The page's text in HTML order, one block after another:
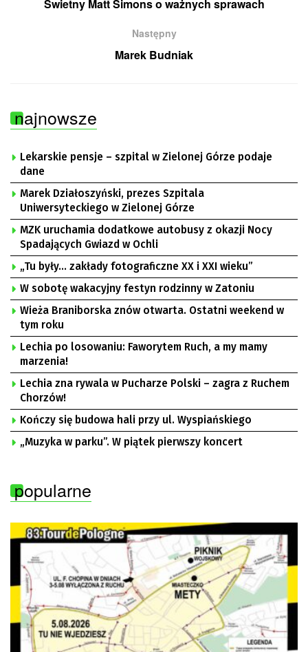
Świetny Matt Simons o ważnych sprawach
Następny
Marek Budniak
najnowsze
Lekarskie pensje – szpital w Zielonej Górze podaje
dane
Marek Działoszyński, prezes Szpitala
Uniwersyteckiego w Zielonej Górze
MZK uruchamia dodatkowe autobusy z okazji Nocy
Spadających Gwiazd w Ochli
„Tu były… zakłady fotograficzne XX i XXI wieku”
W sobotę wakacyjny festyn rodzinny w Zatoniu
Wieża Braniborska znów otwarta. Ostatni weekend w
tym roku
Lechia po losowaniu: Faworytem Ruch, a my mamy
marzenia!
Lechia zna rywala w Pucharze Polski – zagra z Ruchem
Chorzów!
Kończy się budowa hali przy ul. Wyspiańskiego
„Muzyka w parku”. W piątek pierwszy koncert
popularne